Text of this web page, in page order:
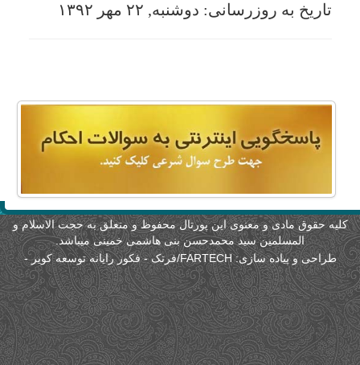
حقوق مادی و معنوی این پورتال محفوظ و متعلق به حجت الاسلام و
المسلمین سید محمدحسن بنی هاشمی خمینی میباشد.
طراحی و پیاده سازی:FARTECH/فرتک - فکور رایانه توسعه کویر -